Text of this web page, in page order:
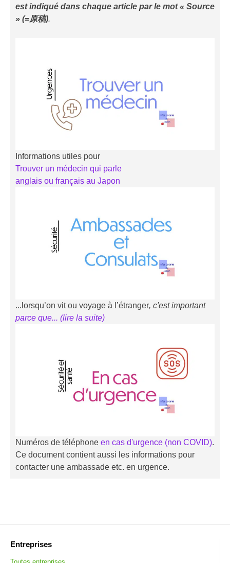
est indiqué dans chaque article par le mot « Source
» (=原稿).
Informations utiles pour
Trouver un médecin qui parle
anglais ou français au Japon
...lorsqu’on vit ou voyage à l’étranger, c'est important
parce que... (lire la suite)
Numéros de téléphone en cas d'urgence (non COVID).
Ce document contient aussi les informations pour
contacter une ambassade etc. en urgence.
Entreprises